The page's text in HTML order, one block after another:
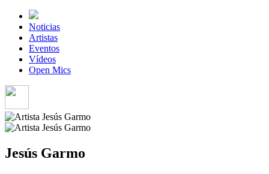
Noticias
Artistas
Eventos
Vídeos
Open Mics
Jesús Garmo